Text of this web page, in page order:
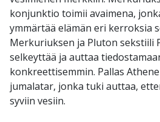
konjunktio toimii avaimena,
ymmärtää elämän eri kerroksia
Merkuriuksen ja Pluton sekstiili
selkeyttää ja auttaa
konkreettisemmin. Pallas
jumalatar, jonka tuki auttaa,
syviin vesiin.